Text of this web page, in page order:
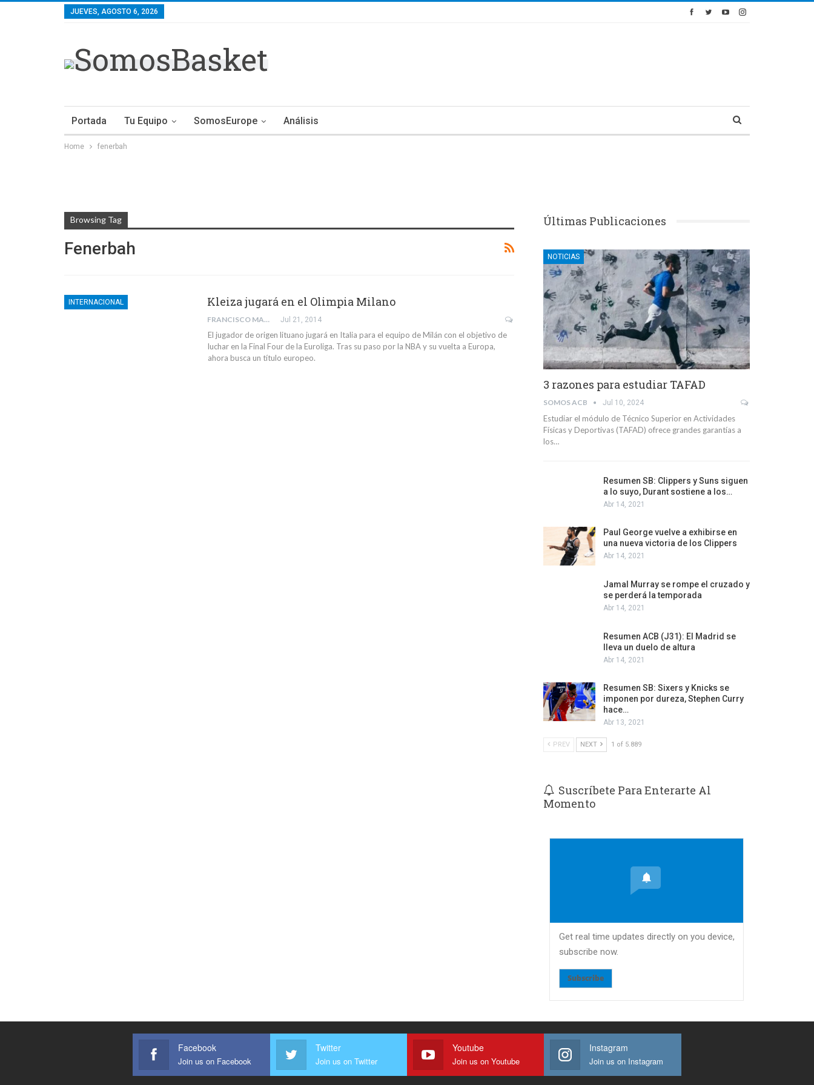
JUEVES, AGOSTO 6, 2026
Portada Tu Equipo SomosEurope Análisis
Home fenerbah
Browsing Tag
Fenerbah
INTERNACIONAL Kleiza jugará en el Olimpia Milano
FRANCISCO MANUEL PIÑERO GOMEZ Jul 21, 2014
El jugador de origen lituano jugará en Italia para el equipo de Milán con el objetivo de
luchar en la Final Four de la Euroliga. Tras su paso por la NBA y su vuelta a Europa,
ahora busca un título europeo.
Últimas Publicaciones
NOTICIAS
3 razones para estudiar TAFAD
SOMOS ACB Jul 10, 2024
Estudiar el módulo de Técnico Superior en Actividades
Físicas y Deportivas (TAFAD) ofrece grandes garantías a
los…
Resumen SB: Clippers y Suns siguen
a lo suyo, Durant sostiene a los…
Abr 14, 2021
Paul George vuelve a exhibirse en
una nueva victoria de los Clippers
Abr 14, 2021
Jamal Murray se rompe el cruzado y
se perderá la temporada
Abr 14, 2021
Resumen ACB (J31): El Madrid se
lleva un duelo de altura
Abr 14, 2021
Resumen SB: Sixers y Knicks se
imponen por dureza, Stephen Curry
hace…
Abr 13, 2021
PREV NEXT 1 of 5.889
Suscríbete Para Enterarte Al
Momento
Get real time updates directly on you device,
subscribe now.
Subscribe
Facebook
Join us on Facebook
Twitter
Join us on Twitter
Youtube
Join us on Youtube
Instagram
Join us on Instagram